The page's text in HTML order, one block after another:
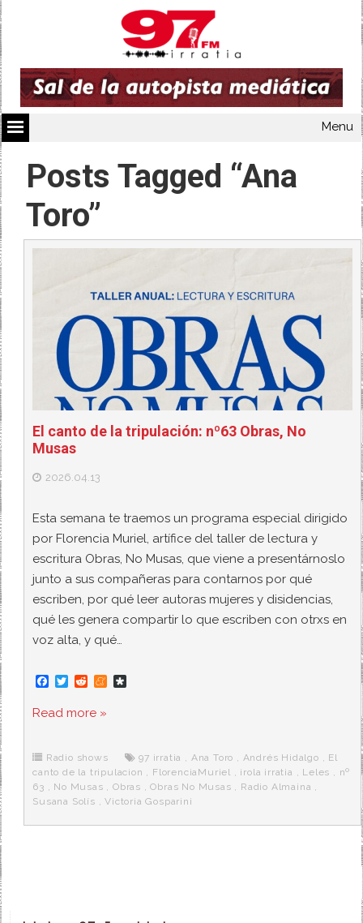
Menu
Posts Tagged “Ana
Toro”
El canto de la tripulación: nº63 Obras, No
Musas
2026.04.13
Esta semana te traemos un programa especial dirigido
por Florencia Muriel, artífice del taller de lectura y
escritura Obras, No Musas, que viene a presentárnoslo
junto a sus compañeras para contarnos por qué
escriben, por qué leer autoras mujeres y disidencias,
qué les genera compartir lo que escriben con otrxs en
voz alta, y qué…
F
c
e
o
k
T
i
t
r
R
d
d
M
e
r
a
Read more »
Radio shows 97 irratia , Ana Toro , Andrés Hidalgo , El
canto de la tripulacion , FlorenciaMuriel , irola irratia , Leles , nº
63 , No Musas ,Obras ,Obras No Musas , Radio Almaina ,
Susana Solís ,Victoria Gosparini